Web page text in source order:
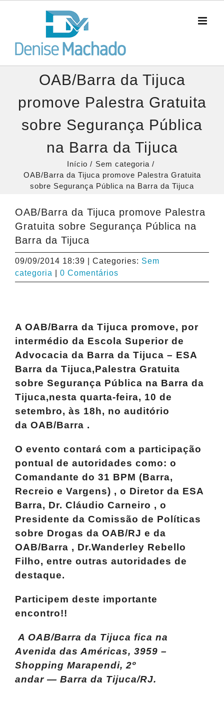
conteúdo
OAB/Barra da Tijuca
promove Palestra Gratuita
sobre Segurança Pública
na Barra da Tijuca
Início
Sem categoria
OAB/Barra da Tijuca promove Palestra Gratuita
sobre Segurança Pública na Barra da Tijuca
OAB/Barra da Tijuca promove Palestra
Gratuita sobre Segurança Pública na
Barra da Tijuca
09/09/2014 18:39 Categories: Sem
categoria
0 Comentários
A OAB/Barra da Tijuca promove, por
intermédio da Escola Superior de
Advocacia da Barra da Tijuca – ESA
Barra da Tijuca,Palestra Gratuita
sobre Segurança Pública na Barra da
Tijuca,nesta quarta-feira, 10 de
setembro, às 18h, no auditório
da OAB/Barra .
O evento contará com a participação
pontual de autoridades como: o
Comandante do 31 BPM (Barra,
Recreio e Vargens) , o Diretor da ESA
Barra, Dr. Cláudio Carneiro , o
Presidente da Comissão de Políticas
sobre Drogas da OAB/RJ e da
OAB/Barra , Dr.Wanderley Rebello
Filho, entre outras autoridades de
destaque.
Participem deste importante
encontro!!
A OAB/Barra da Tijuca fica na
Avenida das Américas, 3959 –
Shopping Marapendi, 2º
andar — Barra da Tijuca/RJ.